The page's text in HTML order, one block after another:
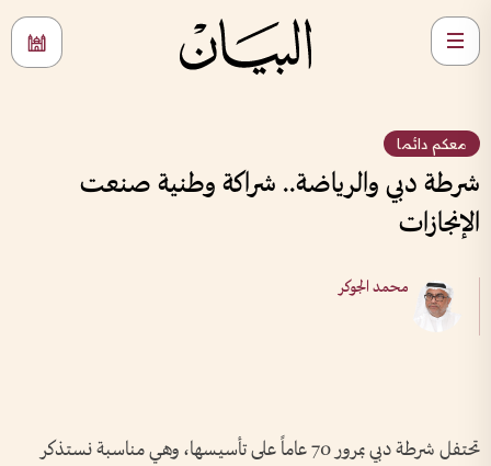
معكم دائما
شرطة دبي والرياضة.. شراكة وطنية صنعت
الإنجازات
محمد الجوكر
تحتفل شرطة دبي بمرور 70 عاماً على تأسيسها، وهي مناسبة نستذكر